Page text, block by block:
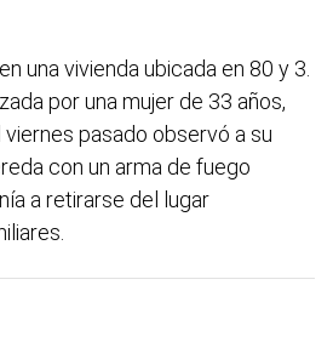
una vivienda ubicada en 80 y 3.
por una mujer de 33 años,
pasado observó a su
con un arma de fuego
a retirarse del lugar